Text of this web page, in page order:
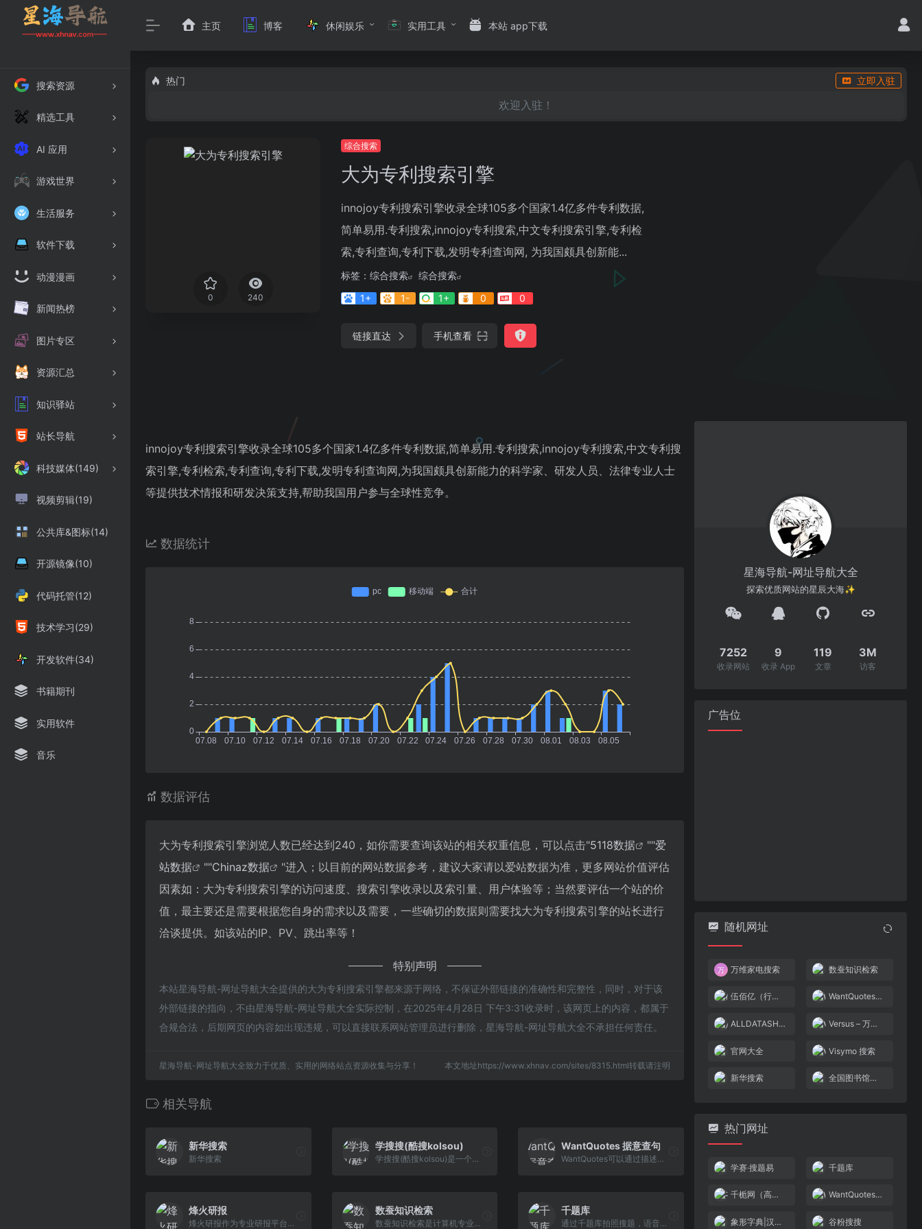
搜索资源
精选工具
AI 应用
游戏世界
生活服务
软件下载
动漫漫画
新闻热榜
图片专区
资源汇总
知识驿站
站长导航
科技媒体(149)
视频剪辑(19)
公共库&图标(14)
开源镜像(10)
代码托管(12)
技术学习(29)
开发软件(34)
书籍期刊
实用软件
音乐
主页 博客 休闲娱乐 实用工具 本站 app下载
热门 立即入驻
欢迎入驻！
0 240
综合搜索
大为专利搜索引擎
innojoy专利搜索引擎收录全球105多个国家1.4亿多件专利数据,
简单易用.专利搜索,innojoy专利搜索,中文专利搜索引擎,专利检
索,专利查询,专利下载,发明专利查询网, 为我国颇具创新能...
标签： 综合搜索
综合搜索
1+
1- 1+ 0 0
链接直达 手机查看
innojoy专利搜索引擎收录全球105多个国家1.4亿多件专利数据,简单易用.专利搜索,innojoy专利搜索,中文专利搜
索引擎,专利检索,专利查询,专利下载,发明专利查询网,为我国颇具创新能力的科学家、研发人员、法律专业人士
等提供技术情报和研发决策支持,帮助我国用户参与全球性竞争。
数据统计
数据评估
大为专利搜索引擎浏览人数已经达到240，如你需要查询该站的相关权重信息，可以点击"5118数据 ""爱
站数据
""Chinaz数据
"进入；以目前的网站数据参考，建议大家请以爱站数据为准，更多网站价值评估
因素如：大为专利搜索引擎的访问速度、搜索引擎收录以及索引量、用户体验等；当然要评估一个站的价
值，最主要还是需要根据您自身的需求以及需要，一些确切的数据则需要找大为专利搜索引擎的站长进行
洽谈提供。如该站的IP、PV、跳出率等！
特别声明
本站星海导航-网址导航大全提供的大为专利搜索引擎都来源于网络，不保证外部链接的准确性和完整性，同时，对于该
外部链接的指向，不由星海导航-网址导航大全实际控制，在2025年4月28日 下午3:31收录时，该网页上的内容，都属于
合规合法，后期网页的内容如出现违规，可以直接联系网站管理员进行删除，星海导航-网址导航大全不承担任何责任。
星海导航-网址导航大全致力于优质、实用的网络站点资源收集与分享！ 本文地址https://www.xhnav.com/sites/8315.html转载请注明
相关导航
新华搜索
新华搜索
学搜搜(酷搜kolsou)
学搜搜(酷搜kolsou)是一个专注百度云资源搜索引擎网站,各类网盘资源免费下载,提供设计素材及源码和java、python、人工智能、大数据、web前端、考研等视频教程百 度网盘下载.
WantQuotes 据意查句
WantQuotes可以通过描述的意思来查找名句，包括名人名言、古诗词和文言文名句、谚语俗语歇后语等。WantQuotes基于最先进的人工智能算法实现，由清华大学自然语言处理实验室出品。
烽火研报
烽火研报作为专业研报平台，收录最新、最全行业报告，可免费阅读各类行业分析报告、公司研究报告、券商研报等。智能分类搜索，支持全文关键词匹配，可下载PDF、Word格式报告。
数蚕知识检索
数蚕知识检索是计算机专业技术搜索引擎，专注于搭建计算机技术参考站点，包含计算机维基、计算机理论、图形学、计算机工程等诸多计算机领域的专业技术知识，以自研数据库、web服务器为骨架打造在线计算服务网络架构。
千题库
通过千题库拍照搜题，语音搜题，找答案, 让你的问题得到精准的解答
星海导航-网址导航大全
探索优质网站的星辰大海✨
7252
收录网站
9
收录 App
119
文章
3M
访客
广告位
随机网址
万维家电搜索 数蚕知识检索
伍佰亿（行业搜索） WantQuotes 据意查句
ALLDATASHEET 电子元件搜索引擎 Versus – 万物皆可对比
官网大全 Visymo 搜索
新华搜索 全国图书馆论文搜索网
热门网址
学赛·搜题易 千题库
千栀网（高校搜索） WantQuotes 据意查句
象形字典|汉字结构查询网 谷粉搜搜